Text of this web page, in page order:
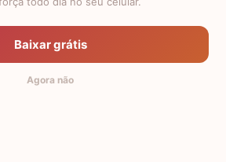
PADRE
HOMENAGEM PARA AMIGA
AS CATEGORIAS
Baixar grátis
Agora não